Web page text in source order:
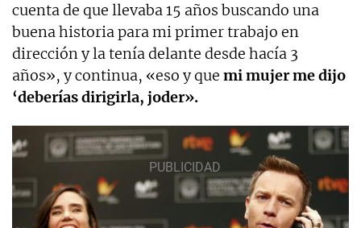
cuenta de que llevaba 15 años buscando una
buena historia para mi primer trabajo en
dirección y la tenía delante desde hacía 3
años», y continua, «eso y que mi mujer me dijo
‘deberías dirigirla, joder».